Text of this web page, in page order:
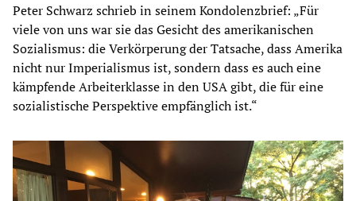
Peter Schwarz schrieb in seinem Kondolenzbrief: „Für
viele von uns war sie das Gesicht des amerikanischen
Sozialismus: die Verkörperung der Tatsache, dass Amerika
nicht nur Imperialismus ist, sondern dass es auch eine
kämpfende Arbeiterklasse in den USA gibt, die für eine
sozialistische Perspektive empfänglich ist.“